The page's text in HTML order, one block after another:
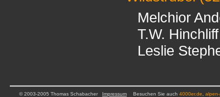
Melchior
T.W. Hinchliff
Leslie
© 2003-2005 Thomas Schabacher Impressum Besuchen Sie auch 4000er.de